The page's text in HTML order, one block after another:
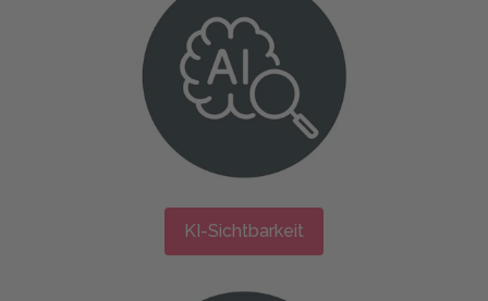
KI-Sichtbarkeit